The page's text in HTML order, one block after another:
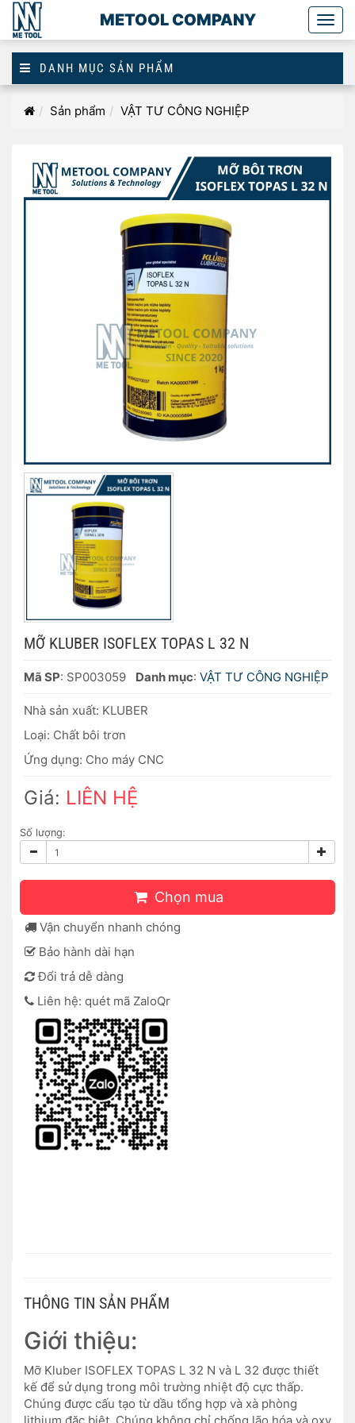
METOOL COMPANY
DANH MỤC SẢN PHẨM
Homepage
Sản phẩm VẬT TƯ CÔNG NGHIỆP
MỠ KLUBER ISOFLEX TOPAS L 32 N
Mã SP: SP003059 Danh mục: VẬT TƯ CÔNG NGHIỆP
Nhà sản xuất: KLUBER
Loại: Chất bôi trơn
Ứng dụng: Cho máy CNC
Giá: LIÊN HỆ
Số lượng:
Chọn mua
Vận chuyển nhanh chóng
Bảo hành dài hạn
Đổi trả dễ dàng
Liên hệ: quét mã ZaloQr
THÔNG TIN SẢN PHẨM
Giới thiệu:
Mỡ Kluber ISOFLEX TOPAS L 32 N và L 32 được thiết
kế để sử dụng trong môi trường nhiệt độ cực thấp.
Chúng được cấu tạo từ dầu tổng hợp và xà phòng